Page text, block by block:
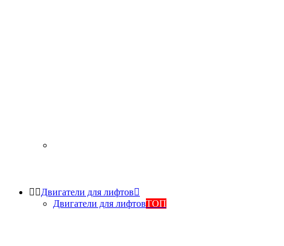
 Двигатели для лифтов
Двигатели для лифтовТОП